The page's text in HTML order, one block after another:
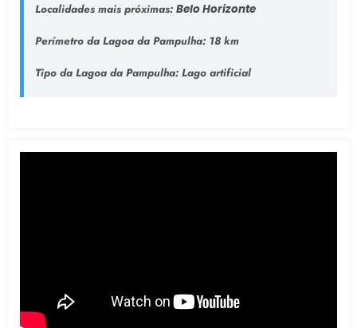
Localidades mais próximas: Belo Horizonte
Perímetro da Lagoa da Pampulha:18 km
Tipo da Lagoa da Pampulha: Lago artificial